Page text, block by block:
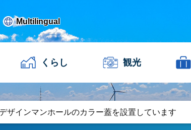
Multilingual
くらし 観光
デザインマンホールのカラー蓋を設置しています